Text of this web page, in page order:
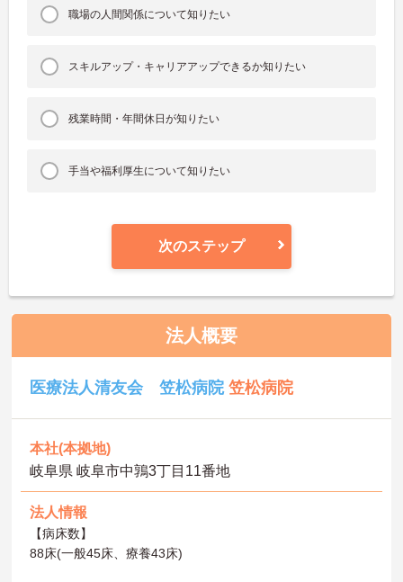
職場の人間関係について知りたい
スキルアップ・キャリアアップできるか知りたい
残業時間・年間休日が知りたい
手当や福利厚生について知りたい
次のステップ
法人概要
医療法人清友会 笠松病院笠松病院
本社(本拠地)
岐阜県 岐阜市中鶉3丁目11番地
法人情報
【病床数】
88床(一般45床、療養43床)